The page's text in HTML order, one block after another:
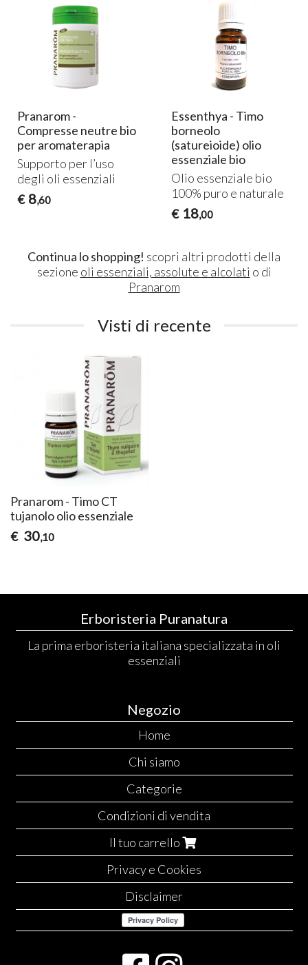
Pranarom -
Compresse neutre bio
per aromaterapia
Supporto per l’uso
degli oli essenziali
€ 8,60
Essenthya - Timo
borneolo
(satureioide) olio
essenziale bio
Olio essenziale bio
100% puro e naturale
€ 18,00
Continua lo shopping! scopri altri prodotti della
sezione oli essenziali, assolute e alcolati o di
Pranarom
Visti di recente
Pranarom - Timo CT
tujanolo olio essenziale
€ 30,10
Erboristeria Puranatura
La prima erboristeria italiana specializzata in oli
essenziali
Negozio
Home
Chi siamo
Categorie
Condizioni di vendita
Il tuo carrello
Privacy e Cookies
Disclaimer